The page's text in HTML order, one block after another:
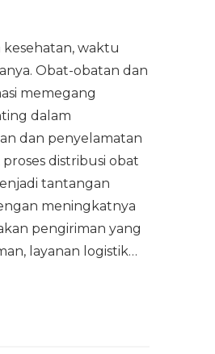
kesehatan, waktu
Obat-obatan dan
memegang
dalam
dan penyelamatan
proses distribusi obat
tantangan
meningkatnya
pengiriman yang
layanan logistik…